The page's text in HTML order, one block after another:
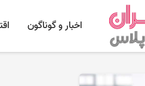
اخبار و گوناگون